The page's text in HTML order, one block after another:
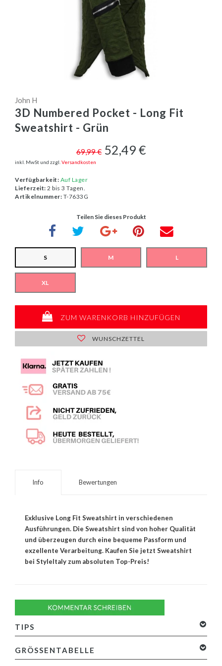
John H
3D Numbered Pocket - Long Fit
Sweatshirt - Grün
69,99 € 52,49 €
inkl. MwSt und zzgl. Versandkosten
Verfügbarkeit: Auf Lager
Lieferzeit: 2 bis 3 Tagen.
Artikelnummer: T-7633G
Teilen Sie dieses Produkt
S M L
XL
ZUM WARENKORB HINZUFÜGEN
WUNSCHZETTEL
Info Bewertungen
Exklusive Long Fit Sweatshirt in verschiedenen
Ausführungen. Die Sweatshirt sind von hoher Qualität
und überzeugen durch eine bequeme Passform und
exzellente Verarbeitung. Kaufen Sie jetzt Sweatshirt
bei StyleItaly zum absoluten Top-Preis!
TIPS
GRÖSSENTABELLE